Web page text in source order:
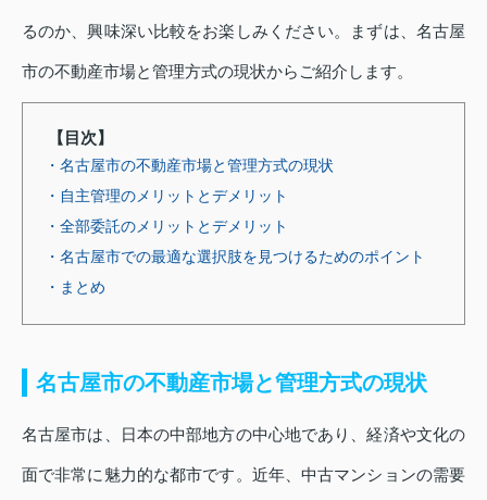
るのか、興味深い比較をお楽しみください。まずは、名古屋
市の不動産市場と管理方式の現状からご紹介します。
【目次】
・名古屋市の不動産市場と管理方式の現状
・自主管理のメリットとデメリット
・全部委託のメリットとデメリット
・名古屋市での最適な選択肢を見つけるためのポイント
・まとめ
名古屋市の不動産市場と管理方式の現状
名古屋市は、日本の中部地方の中心地であり、経済や文化の
面で非常に魅力的な都市です。近年、中古マンションの需要